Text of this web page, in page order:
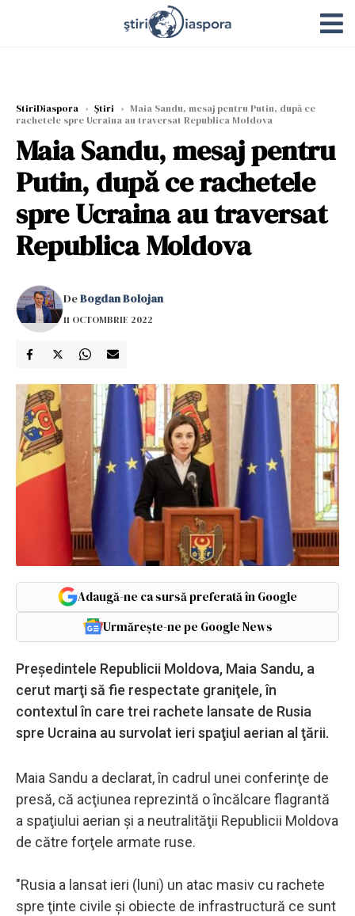
StiriDiaspora › Știri › Maia Sandu, mesaj pentru Putin, după ce
rachetele spre Ucraina au traversat Republica Moldova
Maia Sandu, mesaj pentru
Putin, după ce rachetele
spre Ucraina au traversat
Republica Moldova
DeBogdan Bolojan
11 OCTOMBRIE 2022
Adaugă-ne ca sursă preferată în Google
Urmărește-ne pe Google News
Preşedintele Republicii Moldova, Maia Sandu, a
cerut marţi să fie respectate graniţele, în
contextul în care trei rachete lansate de Rusia
spre Ucraina au survolat ieri spaţiul aerian al ţării.
Maia Sandu a declarat, în cadrul unei conferinţe de
presă, că acţiunea reprezintă o încălcare flagrantă
a spaţiului aerian şi a neutralităţii Republicii Moldova
de către forţele armate ruse.
"Rusia a lansat ieri (luni) un atac masiv cu rachete
spre ţinte civile şi obiecte de infrastructură ce sunt